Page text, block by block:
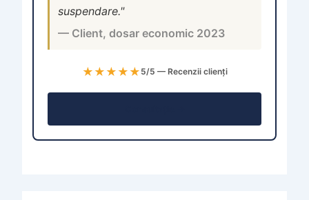
suspendare."
— Client, dosar economic 2023
★★★★★ 5/5 — Recenzii clienți